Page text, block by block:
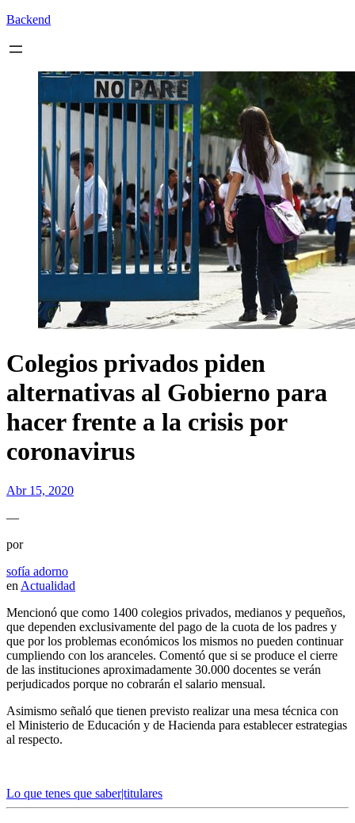
Backend
Colegios privados piden
alternativas al Gobierno para
hacer frente a la crisis por
coronavirus
Abr 15, 2020
—
por
sofía adorno
en Actualidad
Mencionó que como 1400 colegios privados, medianos y pequeños,
que dependen exclusivamente del pago de la cuota de los padres y
que por los problemas económicos los mismos no pueden continuar
cumpliendo con los aranceles. Comentó que si se produce el cierre
de las instituciones aproximadamente 30.000 docentes se verán
perjudicados porque no cobrarán el salario mensual.
Asimismo señaló que tienen previsto realizar una mesa técnica con
el Ministerio de Educación y de Hacienda para establecer estrategias
al respecto.
Lo que tenes que saber|titulares